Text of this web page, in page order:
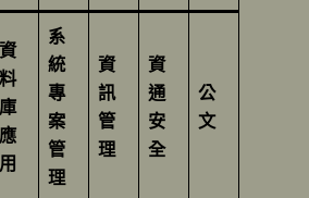
資
料
庫
應
用
系
統
專
案
管
理
資
訊
管
理
資
通
安
全
公
文